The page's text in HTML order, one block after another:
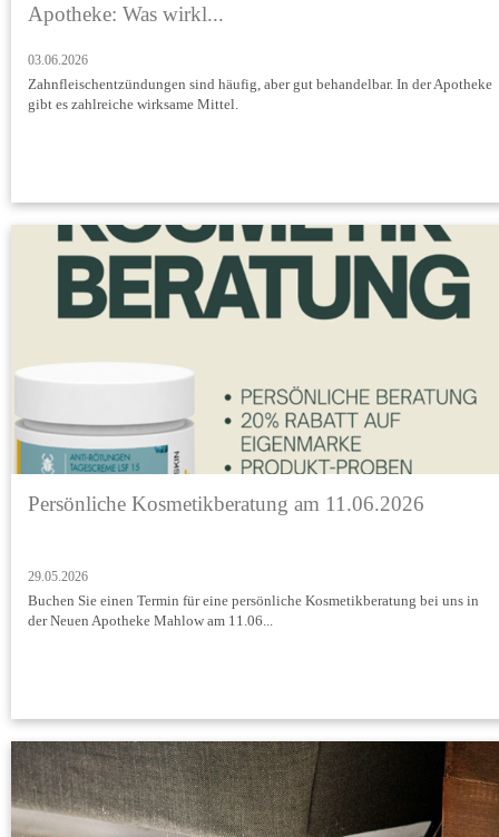
Apotheke: Was wirkl...
03.06.2026
Zahnfleischentzündungen sind häufig, aber gut behandelbar. In der Apotheke
gibt es zahlreiche wirksame Mittel.
Persönliche Kosmetikberatung am 11.06.2026
29.05.2026
Buchen Sie einen Termin für eine persönliche Kosmetikberatung bei uns in
der Neuen Apotheke Mahlow am 11.06...